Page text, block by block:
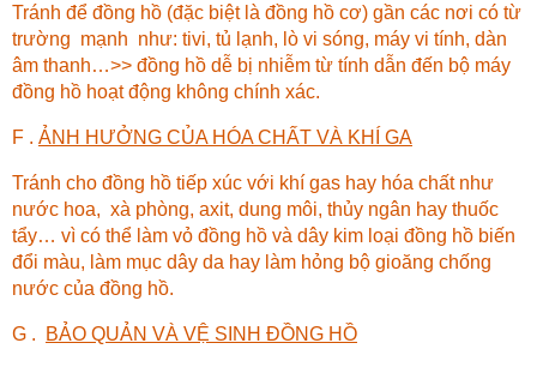
Tránh để đồng hồ (đặc biệt là đồng hồ cơ) gần các nơi có từ
trường mạnh như: tivi, tủ lạnh, lò vi sóng, máy vi tính, dàn
âm thanh…>> đồng hồ dễ bị nhiễm từ tính dẫn đến bộ máy
đồng hồ hoạt động không chính xác.
F . ẢNH HƯỞNG CỦA HÓA CHẤT VÀ KHÍ GA
Tránh cho đồng hồ tiếp xúc với khí gas hay hóa chất như
nước hoa, xà phòng, axit, dung môi, thủy ngân hay thuốc
tẩy… vì có thể làm vỏ đồng hồ và dây kim loại đồng hồ biến
đổi màu, làm mục dây da hay làm hỏng bộ gioăng chống
nước của đồng hồ.
G . BẢO QUẢN VÀ VỆ SINH ĐỒNG HỒ